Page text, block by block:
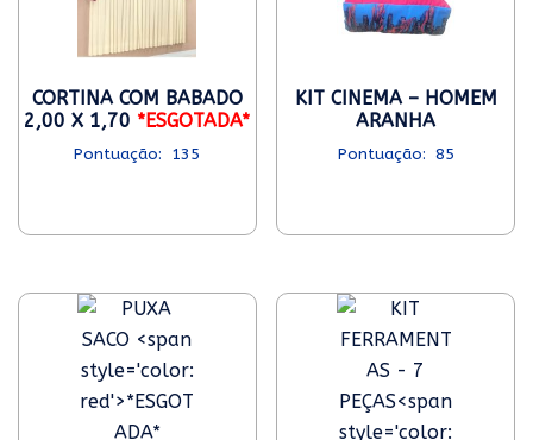
CORTINA COM BABADO
2,00 X 1,70 *ESGOTADA*
135
KIT CINEMA – HOMEM
ARANHA
85